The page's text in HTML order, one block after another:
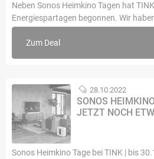
Neben Sonos Heimkino Tagen hat
Energiespartagen begonnen. Wir
Zum Deal
28.10.2022
SONOS
JETZT NOCH
Sonos Heimkino Tage bei TINK | bis